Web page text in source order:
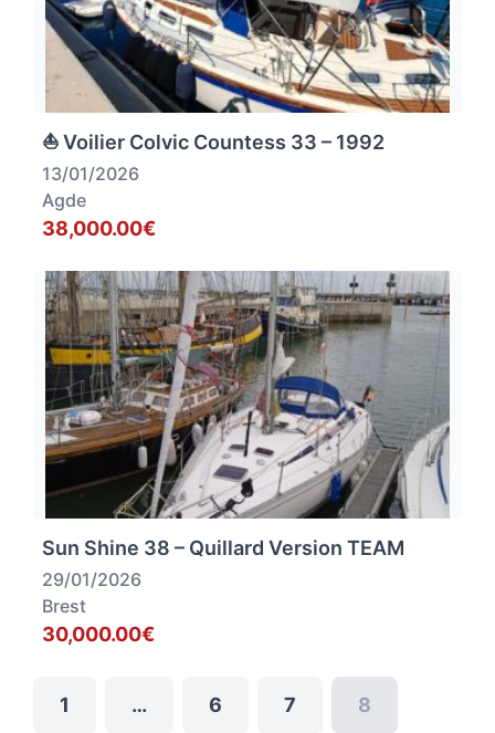
⛵ Voilier Colvic Countess 33 – 1992
13/01/2026
Agde
38,000.00€
Sun Shine 38 – Quillard Version TEAM
29/01/2026
Brest
30,000.00€
1 … 6 7 8